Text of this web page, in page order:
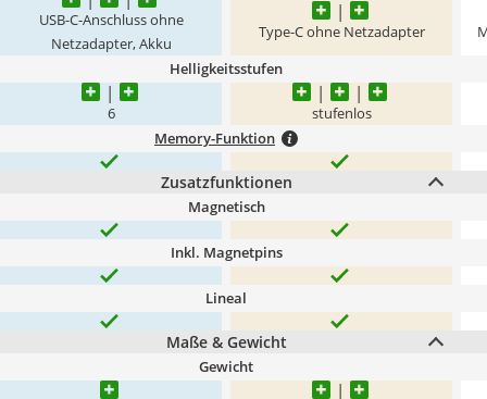
USB-C-Anschluss ohne
Netzadapter, Akku
Type-C ohne Netzadapter
Helligkeitsstufen
6 stufenlos
Memory-Funktion
Zusatzfunktionen
Magnetisch
Inkl. Magnetpins
Lineal
Maße & Gewicht
Gewicht